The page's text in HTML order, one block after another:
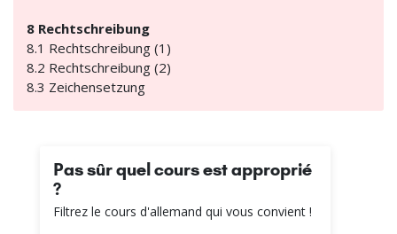
8 Rechtschreibung
8.1 Rechtschreibung (1)
8.2 Rechtschreibung (2)
8.3 Zeichensetzung
Pas sûr quel cours est approprié
?
Filtrez le cours d'allemand qui vous convient !